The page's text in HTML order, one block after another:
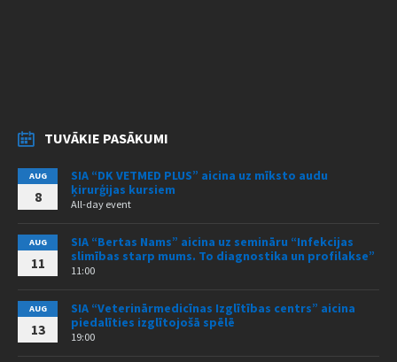
TUVĀKIE PASĀKUMI
AUG
8
SIA “DK VETMED PLUS” aicina uz mīksto audu
ķirurģijas kursiem
All-day event
AUG
11
SIA “Bertas Nams” aicina uz semināru “Infekcijas
slimības starp mums. To diagnostika un profilakse”
11:00
AUG
13
SIA “Veterinārmedicīnas Izglītības centrs” aicina
piedalīties izglītojošā spēlē
19:00